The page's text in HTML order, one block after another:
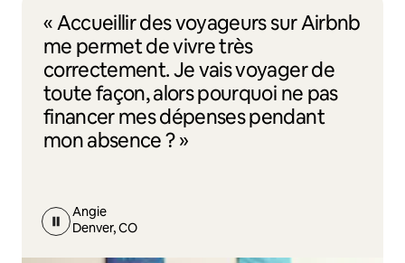
« Accueillir des voyageurs sur Airbnb
me permet de vivre très
correctement. Je vais voyager de
toute façon, alors pourquoi ne pas
financer mes dépenses pendant
mon absence ? »
Angie
Denver, CO